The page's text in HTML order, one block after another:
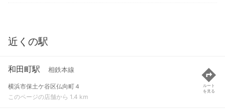
近くの駅
和田町駅 相鉄本線
横浜市保土ケ谷区仏向町４
このページの店舗から 1.4 km
ルート
を見る